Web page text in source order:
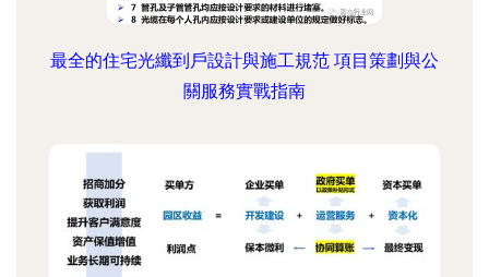
最全的住宅光纖到戶設計與施工規范 項目策劃與公
關服務實戰指南